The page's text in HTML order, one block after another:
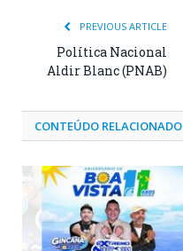
PREVIOUS ARTICLE
Política Nacional
Aldir Blanc (PNAB)
CONTEÚDO RELACIONADO